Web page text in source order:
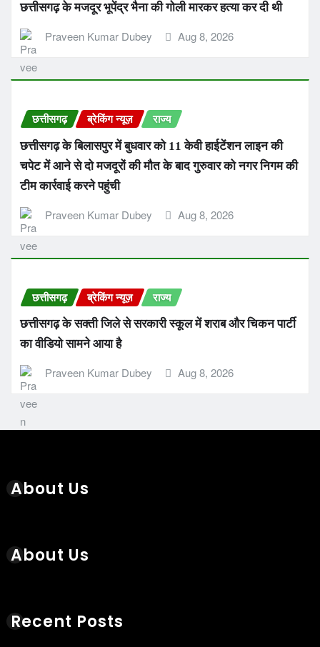
छत्तीसगढ़ के मजदूर भूपेंद्र भैना की गोली मारकर हत्या कर दी थी
Praveen Kumar Dubey Aug 8, 2026
छत्तीसगढ़ ब्रेकिंग न्यूज़ राज्य
छत्तीसगढ़ के बिलासपुर में बुधवार को 11 केवी हाईटेंशन लाइन की
चपेट में आने से दो मजदूरों की मौत के बाद गुरुवार को नगर निगम की
टीम कार्रवाई करने पहुंची
Praveen Kumar Dubey Aug 8, 2026
छत्तीसगढ़ ब्रेकिंग न्यूज़ राज्य
छत्तीसगढ़ के सक्ती जिले से सरकारी स्कूल में शराब और चिकन पार्टी
का वीडियो सामने आया है
Praveen Kumar Dubey Aug 8, 2026
About Us
About Us
Recent Posts